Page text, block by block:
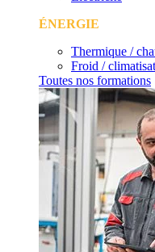
ÉNERGIE
Thermique /
Froid /
Toutes nos formations